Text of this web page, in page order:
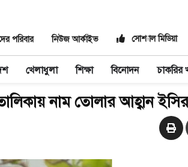
পরিবার নিউজ আর্কাইভ সোশ্যাল মিডিয়া
খেলাধুলা শিক্ষা বিনোদন চাকরির
নাম তোলার আহ্বান ইসির